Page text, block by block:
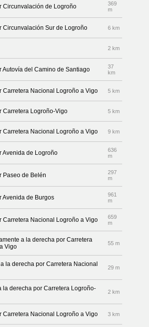
Circunvalación de Logroño
369
m
Circunvalación Sur de Logroño 6 km
2 km
Autovía del Camino de Santiago
37
km
Carretera Nacional Logroño a Vigo 5 km
Carretera Logroño-Vigo 5 km
Carretera Nacional Logroño a Vigo 9 km
Avenida de Logroño
636
m
Paseo de Belén
297
m
Avenida de Burgos
961
m
Carretera Nacional Logroño a Vigo
659
m
a la derecha por Carretera
Vigo
55 m
la derecha por Carretera Nacional
29 m
la derecha por Carretera Logroño-
2 km
Carretera Nacional Logroño a Vigo 3 km